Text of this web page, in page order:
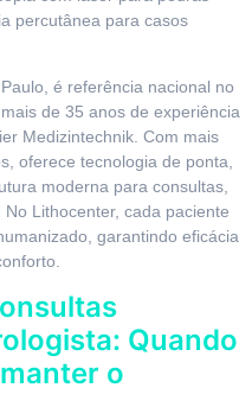
percutânea para casos
é referência nacional no
de 35 anos de experiência
Medizintechnik. Com mais
oferece tecnologia de ponta,
moderna para consultas,
Lithocenter, cada paciente
garantindo eficácia
Quando
o